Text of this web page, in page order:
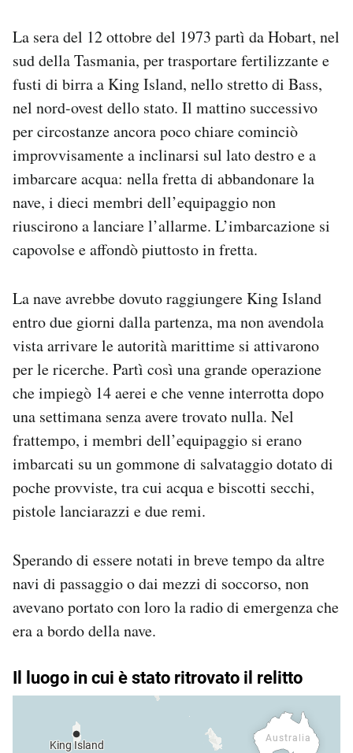
La sera del 12 ottobre del 1973 partì da Hobart, nel
sud della Tasmania, per trasportare fertilizzante e
fusti di birra a King Island, nello stretto di Bass,
nel nord-ovest dello stato. Il mattino successivo
per circostanze ancora poco chiare cominciò
improvvisamente a inclinarsi sul lato destro e a
imbarcare acqua: nella fretta di abbandonare la
nave, i dieci membri dell’equipaggio non
riuscirono a lanciare l’allarme. L’imbarcazione si
capovolse e affondò piuttosto in fretta.
La nave avrebbe dovuto raggiungere King Island
entro due giorni dalla partenza, ma non avendola
vista arrivare le autorità marittime si attivarono
per le ricerche. Partì così una grande operazione
che impiegò 14 aerei e che venne interrotta dopo
una settimana senza avere trovato nulla. Nel
frattempo, i membri dell’equipaggio si erano
imbarcati su un gommone di salvataggio dotato di
poche provviste, tra cui acqua e biscotti secchi,
pistole lanciarazzi e due remi.
Sperando di essere notati in breve tempo da altre
navi di passaggio o dai mezzi di soccorso, non
avevano portato con loro la radio di emergenza che
era a bordo della nave.